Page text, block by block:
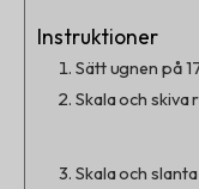
Instruktioner
Sätt ugnen på
Skala och
Skala och